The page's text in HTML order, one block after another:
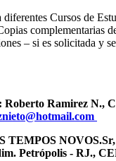
Cursos de
complementarias
– si es solicitada y
Roberto Ramirez N.,
Petrópolis - RJ.,